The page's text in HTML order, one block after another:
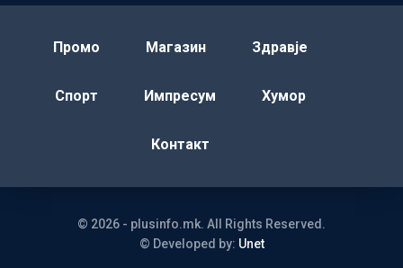
Промо Магазин Здравје
Спорт Импресум Хумор
Контакт
© 2026 - plusinfo.mk. All Rights Reserved.
© Developed by: Unet